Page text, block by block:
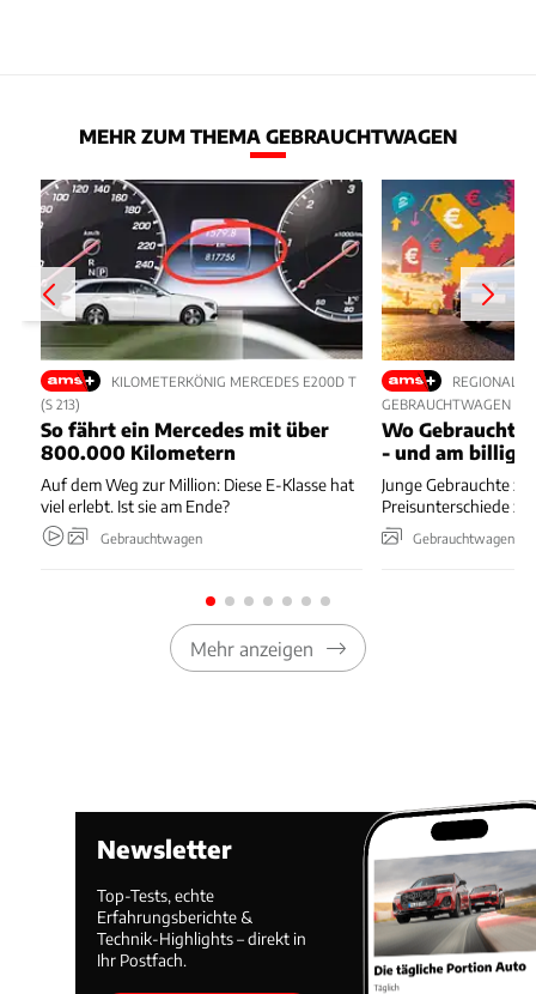
MEHR ZUM THEMA GEBRAUCHTWAGEN
KILOMETERKÖNIG MERCEDES E200D T
(S 213)
So fährt ein Mercedes mit über
800.000 Kilometern
Auf dem Weg zur Million: Diese E-Klasse hat
viel erlebt. Ist sie am Ende?
Gebrauchtwagen
REGIONALE
GEBRAUCHTWAGEN
Wo Gebrauchte
- und am
Junge Gebrauchte
Preisunterschiede
Gebrauchtwagen
Mehr anzeigen
Newsletter
Top-Tests, echte
Erfahrungsberichte &
Technik-Highlights – direkt in
Ihr Postfach.